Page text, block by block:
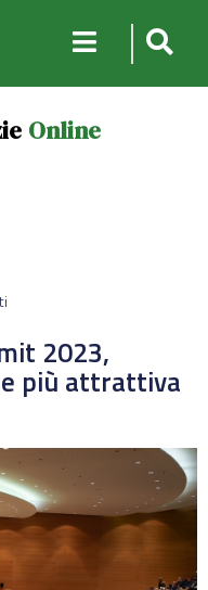
Online
2023,
più attrattiva